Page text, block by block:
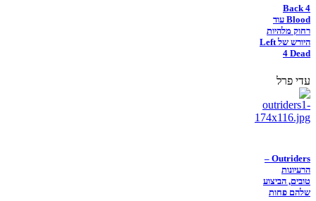
Back 4
Blood עוד
רחוק מלהיות
היורש של Left
4 Dead
עדי פרל
Outriders –
הרעיונות
טובים, הביצוע
שלהם פחות